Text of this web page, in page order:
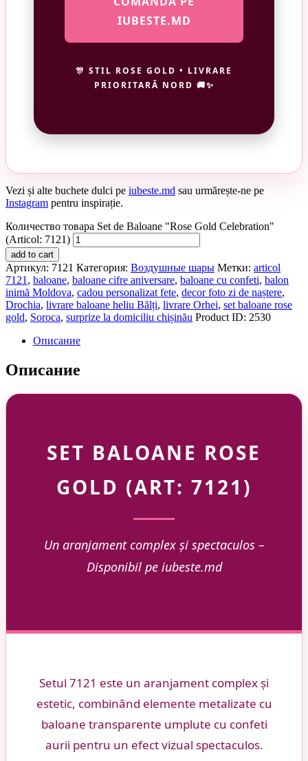
IUBESTE.MD
🎊 STIL ROSE GOLD • LIVRARE
PRIORITARĂ NORD 🚚✨
Vezi și alte buchete dulci pe iubeste.md sau urmărește-ne pe
Instagram pentru inspirație.
Количество товара Set de Baloane "Rose Gold Celebration"
(Articol: 7121)
add to cart
Артикул: 7121 Категория: Воздушные шары Метки: articol
7121 , baloane, baloane cifre aniversare, baloane cu confeti, balon
inimă Moldova, cadou personalizat fete, decor foto zi de naștere,
Drochia, livrare baloane heliu Bălți, livrare Orhei, set baloane rose
gold, Soroca, surprize la domiciliu chișinău Product ID: 2530
Описание
Описание
SET BALOANE ROSE
GOLD (ART: 7121)
Un aranjament complex și spectaculos –
Disponibil pe iubeste.md
Setul 7121 este un aranjament complex și
estetic, combinând elemente metalizate cu
baloane transparente umplute cu confeti
aurii pentru un efect vizual spectaculos.